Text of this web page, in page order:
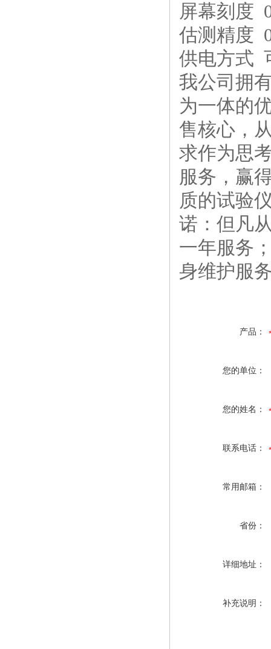
屏幕刻度
估测精度
供电方式
我公司拥
为一体的
售核心，
求作为思
服务，赢
质的试验
诺：但凡
一年服务
身维护服
产品：
您的单位：
您的姓名：
联系电话：
常用邮箱：
省份：
详细地址：
补充说明：